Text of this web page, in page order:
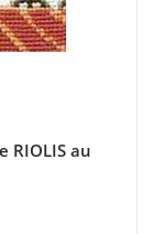
RIOLIS au